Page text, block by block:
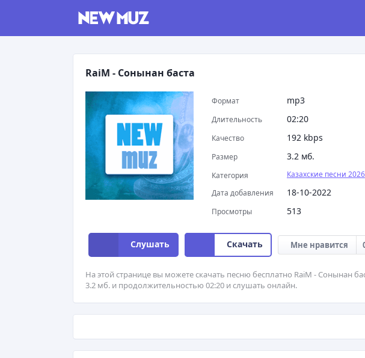
RaiM - Сонынан баста
Формат mp3
Длительность 02:20
Качество 192 kbps
Размер 3.2 мб.
Категория
Казахские песни 2026
Дата добавления
18-10-2022
Просмотры 513
Слушать Скачать Мне нравится
На этой странице вы можете скачать песню бесплатно RaiM - Сонынан
3.2 мб. и продолжительностью 02:20 и слушать онлайн.